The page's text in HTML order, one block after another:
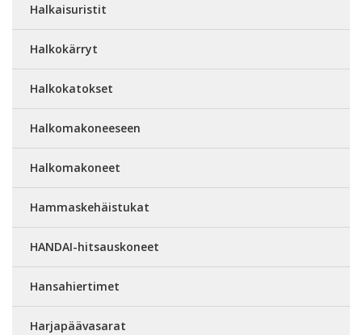
Halkaisuristit
Halkokärryt
Halkokatokset
Halkomakoneeseen
Halkomakoneet
Hammaskehäistukat
HANDAI-hitsauskoneet
Hansahiertimet
Harjapäävasarat